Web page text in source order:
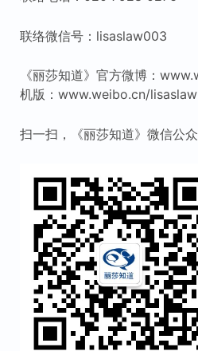
联络微信号：lisaslaw003
《丽莎知道》官方微博：
机版：www.weibo.cn/lisaslaw
扫一扫，《丽莎知道》微信公众